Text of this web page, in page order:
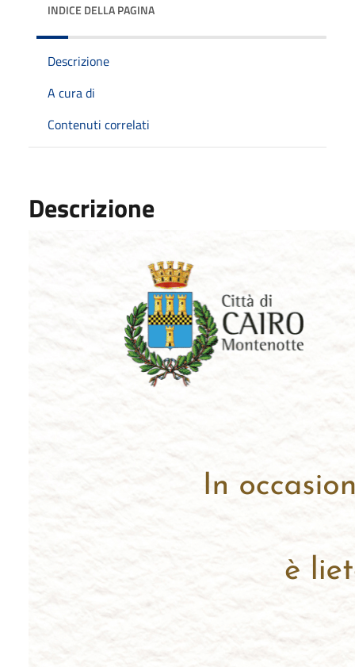
INDICE DELLA PAGINA
Descrizione
A cura di
Contenuti correlati
Descrizione